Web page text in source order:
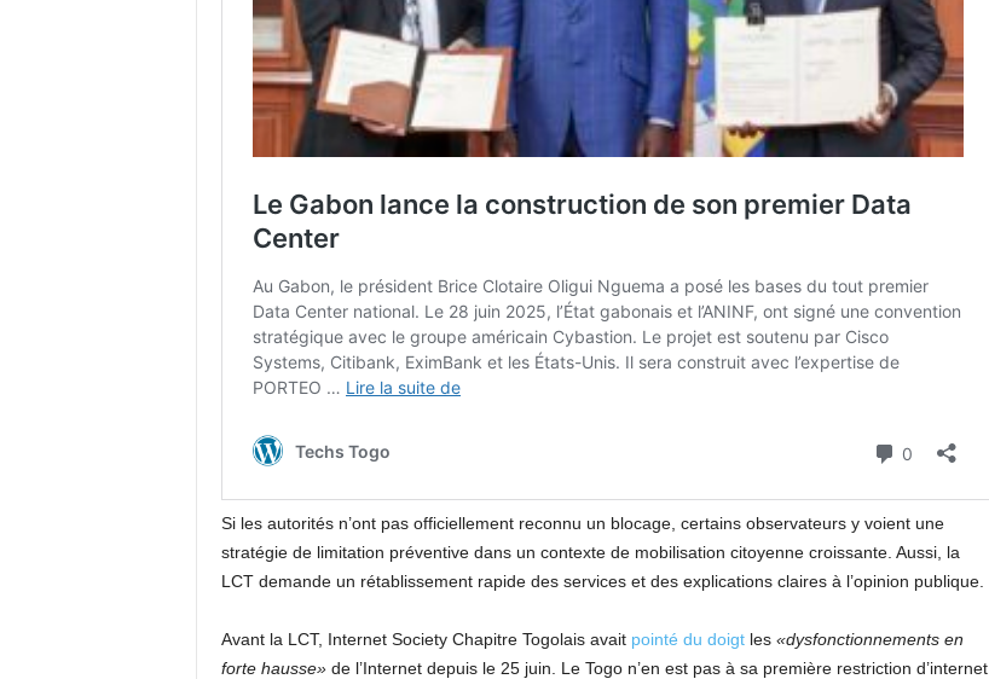
Si les autorités n’ont pas officiellement reconnu un blocage, certains observateurs y voient une
stratégie de limitation préventive dans un contexte de mobilisation citoyenne croissante. Aussi, la
LCT demande un rétablissement rapide des services et des explications claires à l’opinion publique.
Avant la LCT, Internet Society Chapitre Togolais avait pointé du doigtles «dysfonctionnements en
forte hausse»de l’Internet depuis le 25 juin. Le Togo n’en est pas à sa première restriction d’internet.